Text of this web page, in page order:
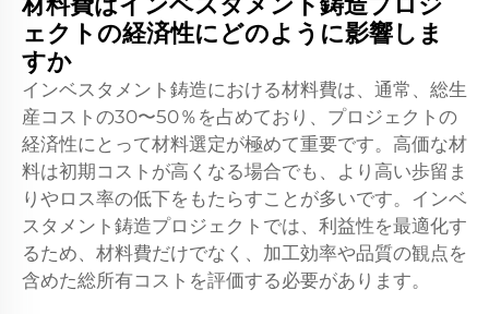
ェクトの経済性にどのように影響しま
すか
インベスタメント鋳造における材料費は、通常、総生
産コストの30〜50％を占めており、プロジェクトの
経済性にとって材料選定が極めて重要です。高価な材
料は初期コストが高くなる場合でも、より高い歩留ま
りやロス率の低下をもたらすことが多いです。インベ
スタメント鋳造プロジェクトでは、利益性を最適化す
るため、材料費だけでなく、加工効率や品質の観点を
含めた総所有コストを評価する必要があります。